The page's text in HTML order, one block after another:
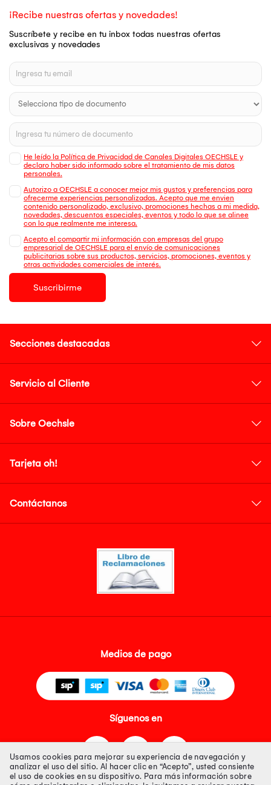
¡Recibe nuestras ofertas y novedades!
Suscríbete y recibe en tu inbox todas nuestras ofertas
exclusivas y novedades
He leído la Política de Privacidad de Canales Digitales OECHSLE y
declaro haber sido informado sobre el tratamiento de mis datos
personales.
Autorizo a OECHSLE a conocer mejor mis gustos y preferencias para
ofrecerme experiencias personalizadas. Acepto que me envien
contenido personalizado, exclusivo, promociones hechas a mi medida,
novedades, descuentos especiales, eventos y todo lo que se alinee
con lo que realmente me interesa.
Acepto el compartir mi información con empresas del grupo
empresarial de OECHSLE para el envío de comunicaciones
publicitarias sobre sus productos, servicios, promociones, eventos y
otras actividades comerciales de interés.
Suscribirme
Secciones destacadas
Servicio al Cliente
Sobre Oechsle
Tarjeta oh!
Contáctanos
Medios de pago
Síguenos en
Usamos cookies para mejorar su experiencia de navegación y
analizar el uso del sitio. Al hacer clic en “Acepto”, usted consiente
el uso de cookies en su dispositivo. Para más información sobre